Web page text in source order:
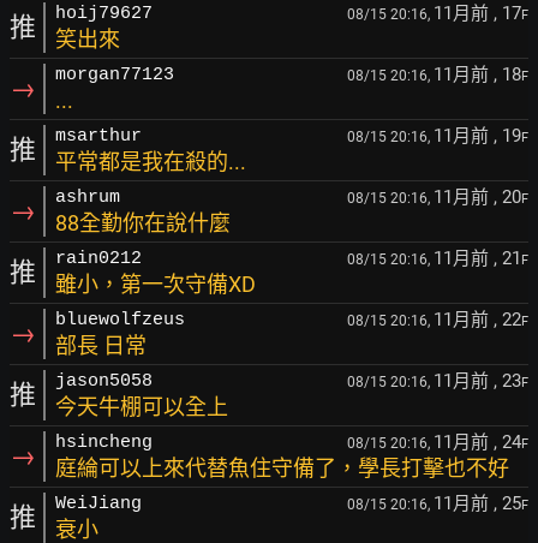
推 hoij79627 08/15 20:16, 11月前 , 17F
笑出來
→ morgan77123 08/15 20:16, 11月前 , 18F
...
推 msarthur 08/15 20:16, 11月前 , 19F
平常都是我在殺的...
→ ashrum 08/15 20:16, 11月前 , 20F
88全勤你在說什麼
推 rain0212 08/15 20:16, 11月前 , 21 F
雖小，第一次守備XD
→ bluewolfzeus 08/15 20:16, 11月前 , 22F
部長 日常
推 jason5058 08/15 20:16, 11月前 , 23F
今天牛棚可以全上
→ hsincheng 08/15 20:16, 11月前 , 24F
庭綸可以上來代替魚住守備了，學長打擊也不好
推 WeiJiang 08/15 20:16, 11月前 , 25F
衰小